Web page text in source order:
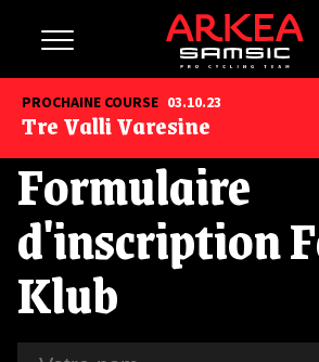
PROCHAINE COURSE 03.10.23
Tre Valli Varesine
Formulaire
d'inscription
Klub